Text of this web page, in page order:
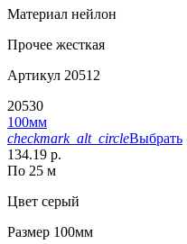
Материал нейлон
Прочее жесткая
Артикул 20512
20530
100мм
checkmark_alt_circleВыбрать
134.19 р.
По 25 м
Цвет серый
Размер 100мм